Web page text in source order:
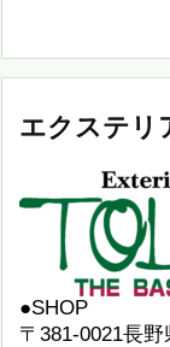
エクステリ
●SHOP
〒381-0021長